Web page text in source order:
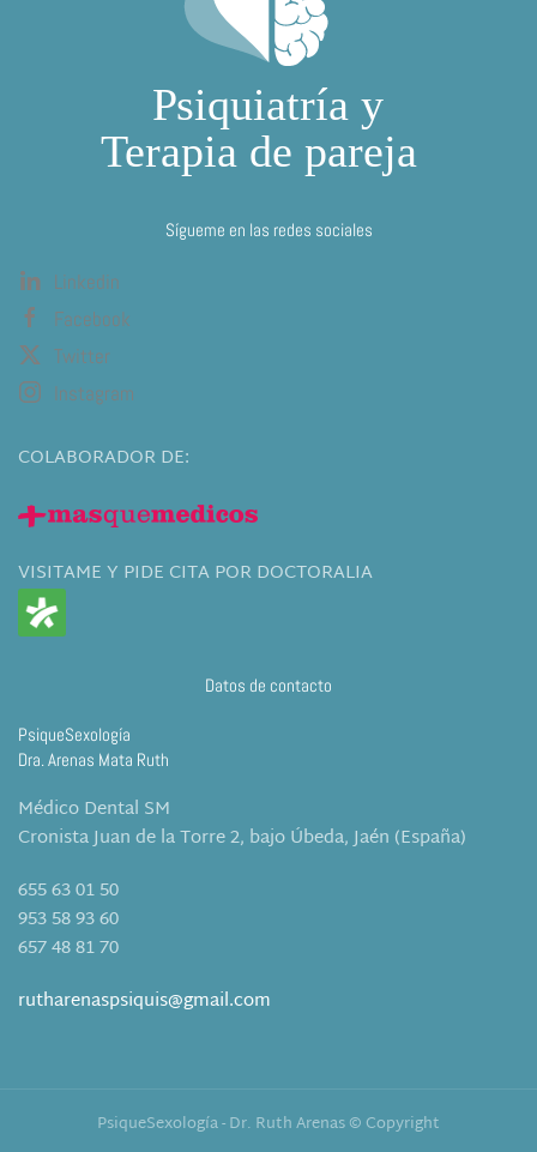
Sígueme en las redes sociales
Linkedin
Facebook
Twitter
Instagram
COLABORADOR DE:
VISITAME Y PIDE CITA POR DOCTORALIA
Datos de contacto
PsiqueSexología
Dra. Arenas Mata Ruth
Médico Dental SM
Cronista Juan de la Torre 2, bajo Úbeda, Jaén (España)
655 63 01 50
953 58 93 60
657 48 81 70
rutharenaspsiquis@gmail.com
PsiqueSexología - Dr. Ruth Arenas © Copyright